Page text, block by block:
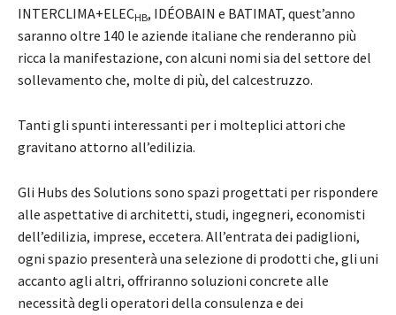
INTERCLIMA+ELECHB, IDÉOBAIN e BATIMAT, quest’anno
saranno oltre 140 le aziende italiane che renderanno più
ricca la manifestazione, con alcuni nomi sia del settore del
sollevamento che, molte di più, del calcestruzzo.
Tanti gli spunti interessanti per i molteplici attori che
gravitano attorno all’edilizia.
Gli Hubs des Solutions sono spazi progettati per rispondere
alle aspettative di architetti, studi, ingegneri, economisti
dell’edilizia, imprese, eccetera. All’entrata dei padiglioni,
ogni spazio presenterà una selezione di prodotti che, gli uni
accanto agli altri, offriranno soluzioni concrete alle
necessità degli operatori della consulenza e dei